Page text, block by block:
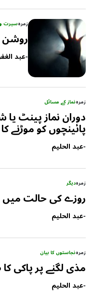
زمرہسیرت و
روشن
-عبد
زمرہنماز کے مسائل
دوران نماز پینٹ یا
پائینچوں کو موڑنے
-عبد الحلیم
زمرہدیگر
روزے کی حالت میں
-عبد الحلیم
زمرہنجاستوں کا بیان
مذی لگنے پر پاکی
-عبد الحلیم